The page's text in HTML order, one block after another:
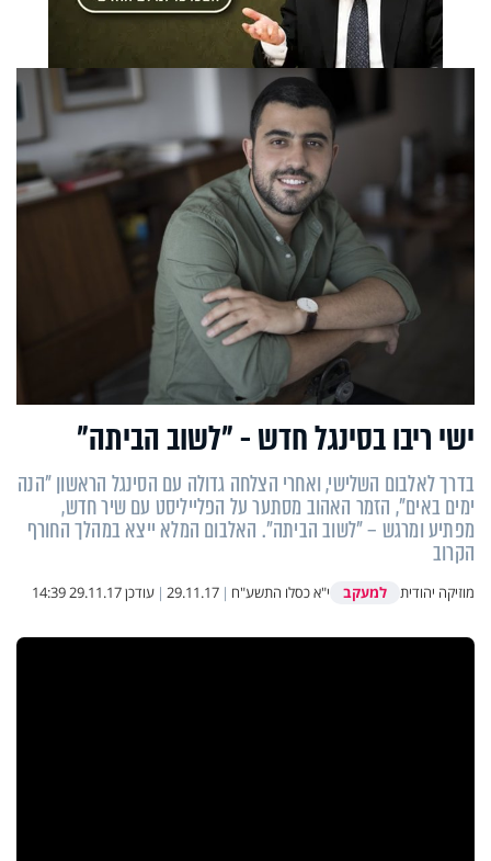
ישי ריבו בסינגל חדש - "לשוב הביתה"
בדרך לאלבום השלישי, ואחרי הצלחה גדולה עם הסינגל הראשון "הנה
ימים באים", הזמר האהוב מסתער על הפלייליסט עם שיר חדש,
מפתיע ומרגש – "לשוב הביתה". האלבום המלא ייצא במהלך החורף
הקרוב
מוזיקה יהודית למעקב י"א כסלו התשע"ח |
29.11.17
| עודכן29.11.17 14:39